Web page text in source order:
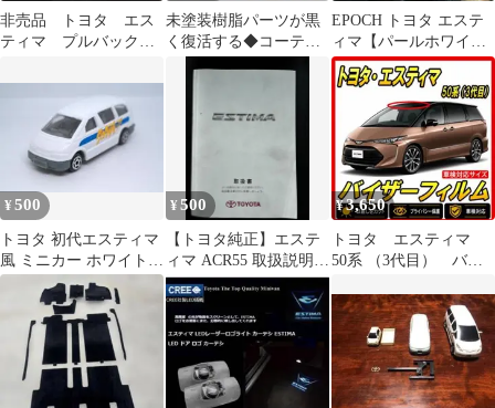
非売品 トヨタ エス
ティマ プルバックカ
未塗装樹脂パーツが黒
く復活する◆コーティ
EPOCH トヨタ エステ
ィマ【パールホワイ
ト】エムテック
¥500
トヨタ 初代エスティマ
風 ミニカー ホワイト
当時物
¥500
【トヨタ純正】エステ
ィマ ACR55 取扱説明書
オーナーズマニュアル
取説
¥3,650
トヨタ エスティマ
50系 （3代目） バイ
済みフィルム